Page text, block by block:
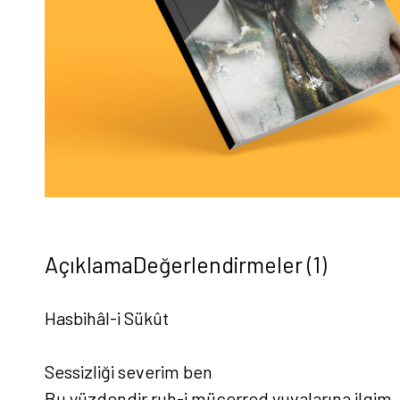
AçıklamaDeğerlendirmeler (1)
Hasbihâl-i Sükût
Sessizliği severim ben